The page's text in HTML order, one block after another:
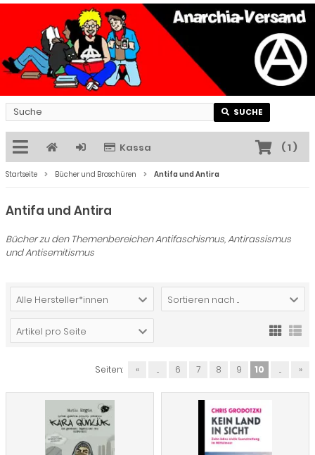
SUCHE
Kassa (1)
Startseite Bücher und Broschüren Antifa und Antira
Antifa und Antira
Bücher zu den Themenbereichen Antifaschismus, Antirassismus
und Antisemitismus
Alle Hersteller*innen Sortieren nach ...
Artikel pro Seite
Seiten: « ... 6 7 8 9 10 ... »